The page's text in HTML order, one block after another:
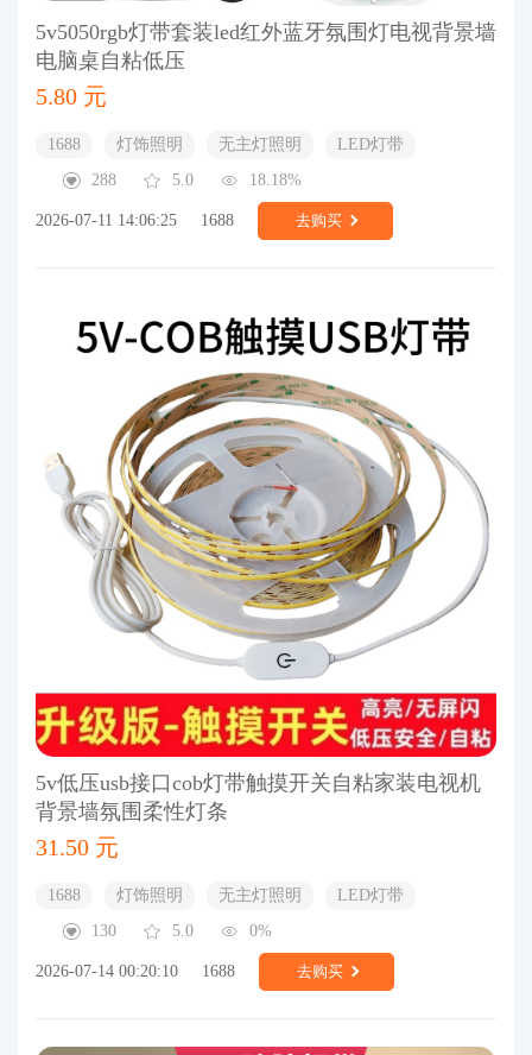
5v5050rgb灯带套装led红外蓝牙氛围灯电视背景墙
电脑桌自粘低压
5.80 元
1688 灯饰照明 无主灯照明
LED灯带
288
5.0 18.18%
2026-07-11 14:06:25 1688 去购买
5v低压usb接口cob灯带触摸开关自粘家装电视机
背景墙氛围柔性灯条
31.50 元
1688 灯饰照明 无主灯照明
LED灯带
130
5.0 0%
2026-07-14 00:20:10 1688 去购买